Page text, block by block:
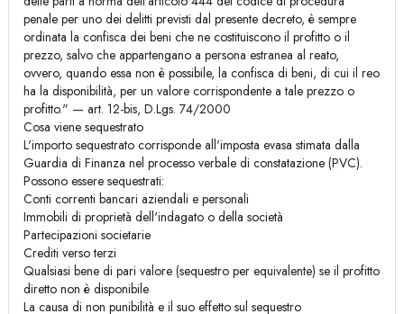
penale per uno dei delitti previsti dal presente decreto, è sempre
ordinata la confisca dei beni che ne costituiscono il profitto o il
prezzo, salvo che appartengano a persona estranea al reato,
ovvero, quando essa non è possibile, la confisca di beni, di cui il reo
ha la disponibilità, per un valore corrispondente a tale prezzo o
profitto." — art. 12-bis, D.Lgs. 74/2000
Cosa viene sequestrato
L'importo sequestrato corrisponde all'imposta evasa stimata dalla
Guardia di Finanza nel processo verbale di constatazione (PVC).
Possono essere sequestrati:
Conti correnti bancari aziendali e personali
Immobili di proprietà dell'indagato o della società
Partecipazioni societarie
Crediti verso terzi
Qualsiasi bene di pari valore (sequestro per equivalente) se il profitto
diretto non è disponibile
La causa di non punibilità e il suo effetto sul sequestro